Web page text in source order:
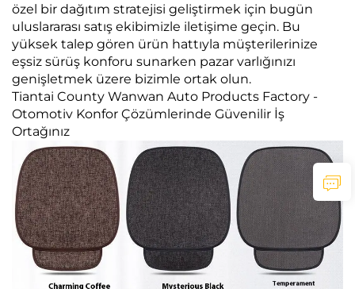
özel bir dağıtım stratejisi geliştirmek için bugün
uluslararası satış ekibimizle iletişime geçin. Bu
yüksek talep gören ürün hattıyla müşterilerinize
eşsiz sürüş konforu sunarken pazar varlığınızı
genişletmek üzere bizimle ortak olun.
Tiantai County Wanwan Auto Products Factory -
Otomotiv Konfor Çözümlerinde Güvenilir İş
Ortağınız